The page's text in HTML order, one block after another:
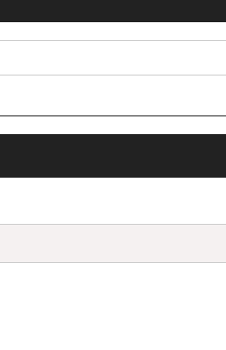
いただいております。メール及びサ
・AOL、その他フリーメー
。